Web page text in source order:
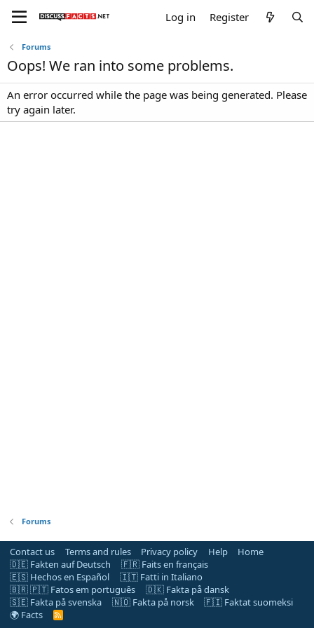
Log in Register
Forums
Oops! We ran into some problems.
An error occurred while the page was being generated. Please
try again later.
Forums
Contact us Terms and rules Privacy policy Help
Home
🇩🇪 Fakten auf Deutsch
🇫🇷 Faits en français
🇪🇸 Hechos en Español
🇮🇹 Fatti in Italiano
🇧🇷 🇵🇹 Fatos em português
🇩🇰 Fakta på dansk
🇸🇪 Fakta på svenska
🇳🇴 Fakta på norsk
🇫🇮 Faktat suomeksi
🌍 Facts
R